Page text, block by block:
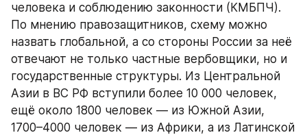
человека и соблюдению законности (КМБПЧ).
По мнению правозащитников, схему можно
назвать глобальной, а со стороны России за неё
отвечают не только частные вербовщики, но и
государственные структуры. Из Центральной
Азии в ВС РФ вступили более 10 000 человек,
ещё около 1800 человек — из Южной Азии,
1700–4000 человек — из Африки, а из Латинской